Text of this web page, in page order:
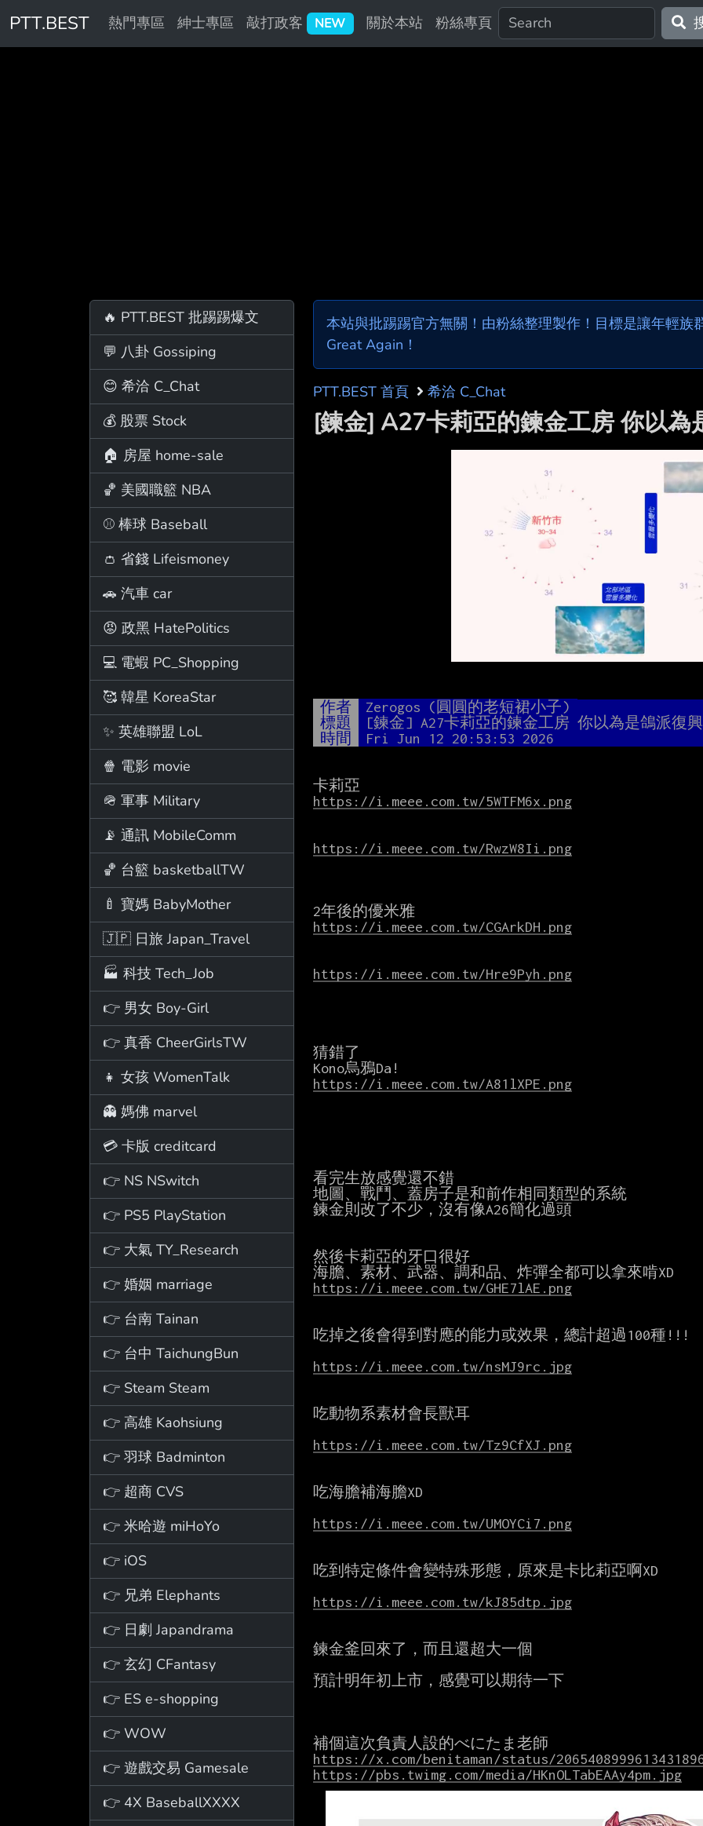
PTT.BEST 熱門專區 紳士專區 敲打政客 NEW 關於本站 粉絲專頁
🔥 PTT.BEST 批踢踢爆文
💬 八卦 Gossiping
😊 希洽 C_Chat
💰 股票 Stock
🏠 房屋 home-sale
🏀 美國職籃 NBA
⚾ 棒球 Baseball
👛 省錢 Lifeismoney
🚗 汽車 car
😡 政黑 HatePolitics
💻 電蝦 PC_Shopping
🥰 韓星 KoreaStar
✨ 英雄聯盟 LoL
🍿 電影 movie
🪖 軍事 Military
📡 通訊 MobileComm
🏀 台籃 basketballTW
🍼 寶媽 BabyMother
🇯🇵 日旅 Japan_Travel
🏭 科技 Tech_Job
👉 男女 Boy-Girl
👉 真香 CheerGirlsTW
👧 女孩 WomenTalk
👻 媽佛 marvel
💳 卡版 creditcard
👉 NS NSwitch
👉 PS5 PlayStation
👉 大氣 TY_Research
👉 婚姻 marriage
👉 台南 Tainan
👉 台中 TaichungBun
👉 Steam Steam
👉 高雄 Kaohsiung
👉 羽球 Badminton
👉 超商 CVS
👉 米哈遊 miHoYo
👉 iOS
👉 兄弟 Elephants
👉 日劇 Japandrama
👉 玄幻 CFantasy
👉 ES e-shopping
👉 WOW
👉 遊戲交易 Gamesale
👉 4X BaseballXXXX
本站與批踢踢官方無關！由粉絲整理製作！目標是讓年輕族
Great Again！
PTT.BEST 首頁 希洽 C_Chat
[鍊金] A27卡莉亞的鍊金工房 你以為
作者
Zerogos (圓圓的老短裙小子)
標題
[鍊金] A27卡莉亞的鍊金工房 你以為是鴿派復
時間
Fri Jun 12 20:53:53 2026
https://i.meee.com.tw/5WTFM6x.png
https://i.meee.com.tw/RwzW8Ii.png
https://i.meee.com.tw/CGArkDH.png
https://i.meee.com.tw/Hre9Pyh.png
猜錯了
https://i.meee.com.tw/A81lXPE.png
看完生放感覺還不錯
地圖、戰鬥、蓋房子是和前作相同類型的系統
鍊金則改了不少，沒有像A26簡化過頭
然後卡莉亞的牙口很好
https://i.meee.com.tw/GHE7lAE.png
吃掉之後會得到對應的能力或效果，總計超過100種!!!
https://i.meee.com.tw/nsMJ9rc.jpg
吃動物系素材會長獸耳
https://i.meee.com.tw/Tz9CfXJ.png
吃海膽補海膽XD
https://i.meee.com.tw/UMOYCi7.png
吃到特定條件會變特殊形態，原來是卡比莉亞啊XD
https://i.meee.com.tw/kJ85dtp.jpg
鍊金釜回來了，而且還超大一個
預計明年初上市，感覺可以期待一下
https://x.com/benitaman/status/
https://pbs.twimg.com/media/HKnOLTabEAAy4pm.jpg